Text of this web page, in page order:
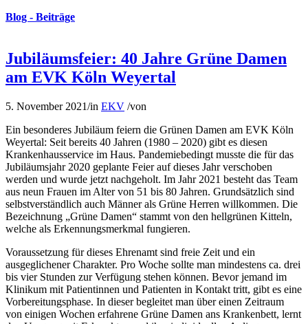
Blog - Beiträge
Jubiläumsfeier: 40 Jahre Grüne Damen
am EVK Köln Weyertal
5. November 2021/in EKV /von
Ein besonderes Jubiläum feiern die Grünen Damen am EVK Köln
Weyertal: Seit bereits 40 Jahren (1980 – 2020) gibt es diesen
Krankenhausservice im Haus. Pandemiebedingt musste die für das
Jubiläumsjahr 2020 geplante Feier auf dieses Jahr verschoben
werden und wurde jetzt nachgeholt. Im Jahr 2021 besteht das Team
aus neun Frauen im Alter von 51 bis 80 Jahren. Grundsätzlich sind
selbstverständlich auch Männer als Grüne Herren willkommen. Die
Bezeichnung „Grüne Damen“ stammt von den hellgrünen Kitteln,
welche als Erkennungsmerkmal fungieren.
Voraussetzung für dieses Ehrenamt sind freie Zeit und ein
ausgeglichener Charakter. Pro Woche sollte man mindestens ca. drei
bis vier Stunden zur Verfügung stehen können. Bevor jemand im
Klinikum mit Patientinnen und Patienten in Kontakt tritt, gibt es eine
Vorbereitungsphase. In dieser begleitet man über einen Zeitraum
von einigen Wochen erfahrene Grüne Damen ans Krankenbett, lernt